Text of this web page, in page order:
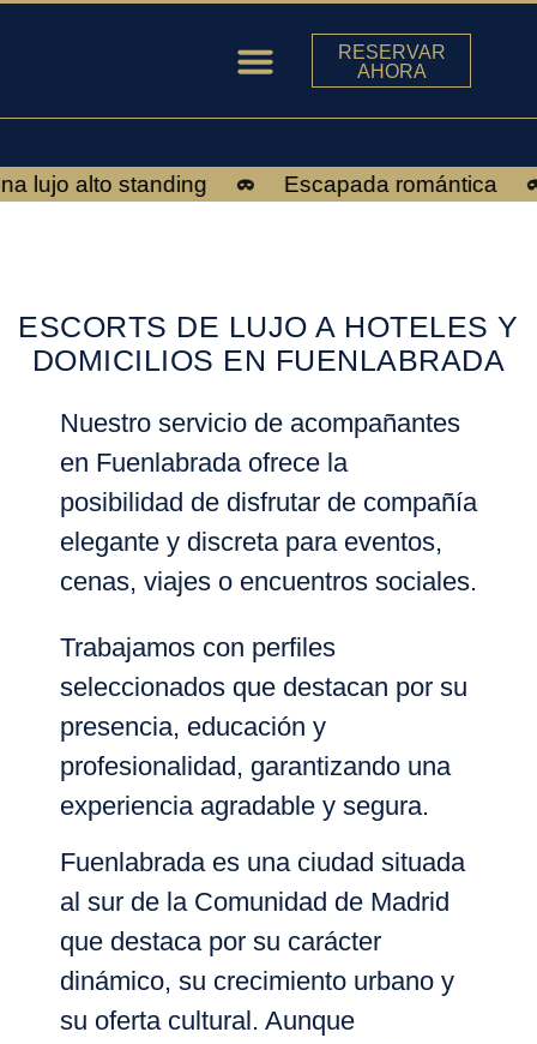
RESERVAR
AHORA
lujo alto standing Escapada romántica
ESCORTS DE LUJO A HOTELES Y
DOMICILIOS EN FUENLABRADA
Nuestro servicio de acompañantes
en Fuenlabradaofrece la
posibilidad de disfrutar de compañía
elegante y discreta para eventos,
cenas, viajes o encuentros sociales.
Trabajamos con perfiles
seleccionados que destacan por su
presencia, educación y
profesionalidad, garantizando una
experiencia agradable y segura.
Fuenlabradaes una ciudad situada
al sur de la Comunidad de Madrid
que destaca por su carácter
dinámico, su crecimiento urbano y
su oferta cultural. Aunque